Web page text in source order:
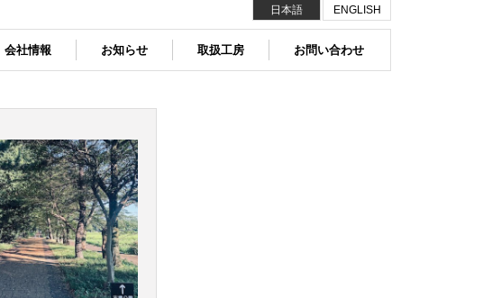
会社情報 お知らせ 取扱工房 お問い合わせ
日本語 ENGLISH